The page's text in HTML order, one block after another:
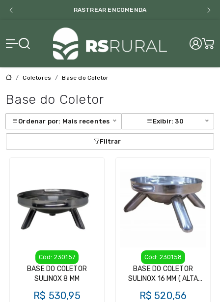
RASTREAR ENCOMENDA
RS Rural
Coletores Base do Coletor
Base do Coletor
Ordenar por: Mais recentes Exibir: 30
Filtrar
Cód: 230157
BASE DO COLETOR
SULINOX 8 MM
R$ 530,95
Cód: 230158
BASE DO COLETOR
SULINOX 16 MM ( ALTA
R$ 520,56